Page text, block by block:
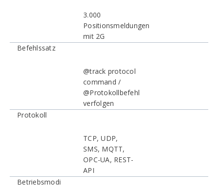
3.000
Positionsmeldungen
mit 2G
Befehlssatz
@track protocol
command /
@Protokollbefehl
verfolgen
Protokoll
TCP, UDP,
SMS, MQTT,
OPC-UA, REST-
API
Betriebsmodi